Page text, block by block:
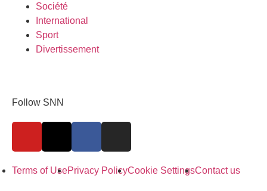
Société
International
Sport
Divertissement
Follow SNN
Terms of UsePrivacy PolicyCookie SettingsContact us